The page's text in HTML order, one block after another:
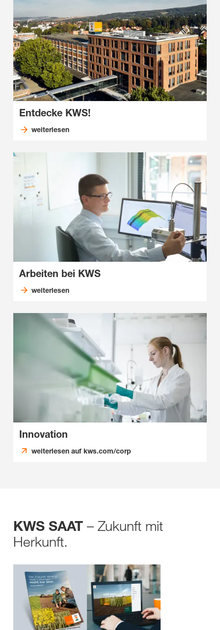
Entdecke KWS!
weiterlesen
Arbeiten bei KWS
weiterlesen
Innovation
weiterlesen auf kws.com/corp
KWS SAAT – Zukunft mit
Herkunft.